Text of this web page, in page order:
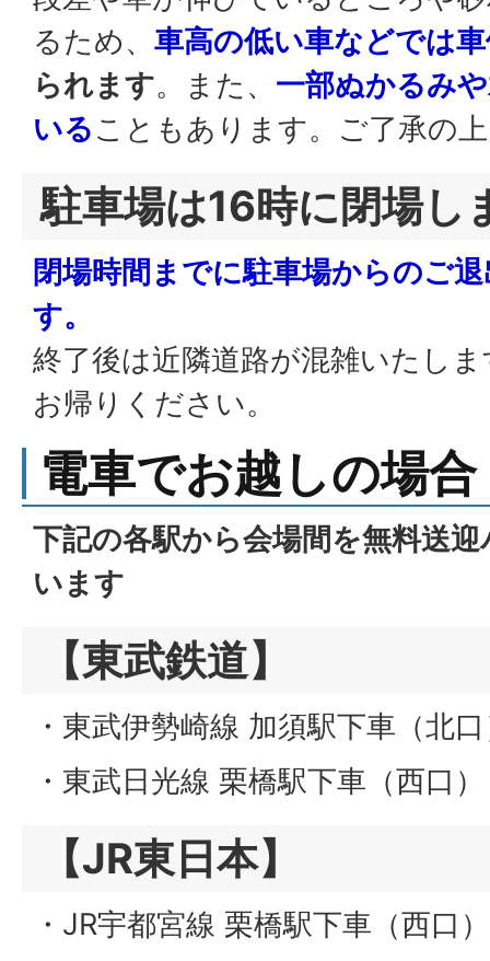
るため、 車高の低い車などでは
られます。また、 一部ぬかるみ
いることもあります。ご了承の
駐車場は16時に閉場し
閉場時間までに駐車場からのご
す。
終了後は近隣道路が混雑いたし
お帰りください。
電車でお越しの場合
下記の各駅から会場間を無料送
います
【東武鉄道】
・東武伊勢崎線 加須駅下車（北
・東武日光線 栗橋駅下車（西口）
【JR東日本】
・JR宇都宮線 栗橋駅下車（西口